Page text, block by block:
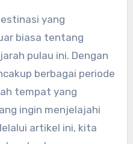
yang
biasa tentang
pulau ini. Dengan
berbagai periode
tempat yang
ingin menjelajahi
artikel ini, kita